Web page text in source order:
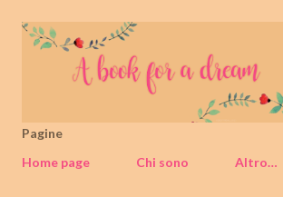
Passa ai contenuti principali
Pagine
Home page
Chi sono Altro…